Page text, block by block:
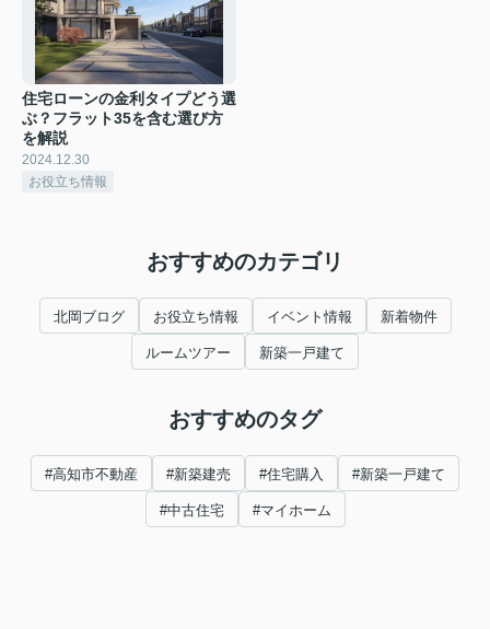
住宅ローンの金利タイプどう選
ぶ？フラット35を含む選び方
を解説
2024.12.30
お役立ち情報
おすすめのカテゴリ
北岡ブログ お役立ち情報 イベント情報 新着物件
ルームツアー 新築一戸建て
おすすめのタグ
#高知市不動産 #新築建売 #住宅購入 #新築一戸建て
#中古住宅 #マイホーム